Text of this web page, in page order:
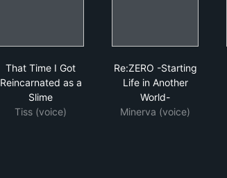
That Time I Got
Reincarnated as a
Slime
Tiss (voice)
Re:ZERO -Starting
Life in Another
World-
Minerva (voice)